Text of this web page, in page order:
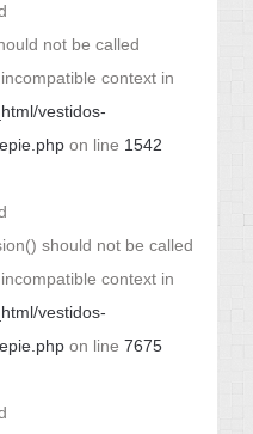
not be called
context in
vestidos-
on line 1542
should not be called
context in
vestidos-
on line 7675